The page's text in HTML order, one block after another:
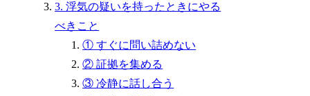
3. 浮気の疑いを持ったときにやる
べきこと
① すぐに問い詰めない
② 証拠を集める
③ 冷静に話し合う